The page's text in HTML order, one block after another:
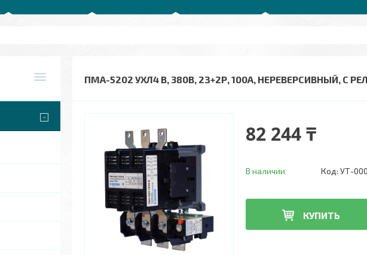
ПМА-5202 УХЛ4 В, 380В, 2З+2Р, 100А, НЕРЕВЕРСИВНЫЙ, С
82 244 ₸
В наличии Код: УТ-
КУПИТЬ